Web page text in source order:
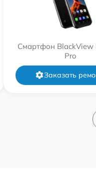
Смартфон BlackView
Pro
Заказать